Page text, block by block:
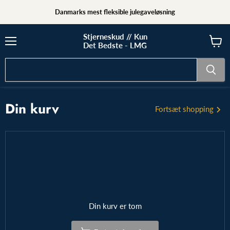
Danmarks mest fleksible julegaveløsning
Stjerneskud // Kun
Det Bedste - LMG
Din kurv Fortsæt shopping
Din kurv er tom